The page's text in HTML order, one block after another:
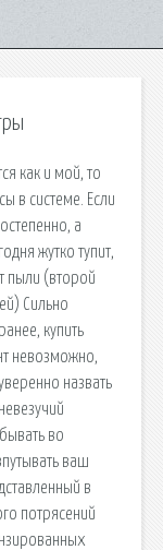
как и мой, то
в системе. Если
а
жутко тупит,
пыли (второй
Сильно
купить
невозможно,
назвать
во
ваш
в
потрясений